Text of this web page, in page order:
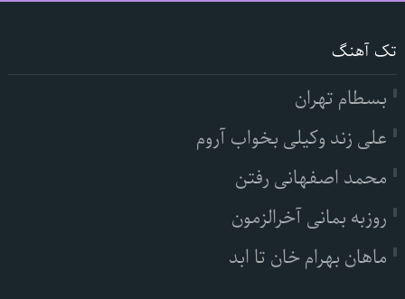
تک آهنگ
بسطام تهران
علی زند وکیلی بخواب آروم
محمد اصفهانی رفتن
روزبه بمانی آخرالزمون
ماهان بهرام خان تا ابد